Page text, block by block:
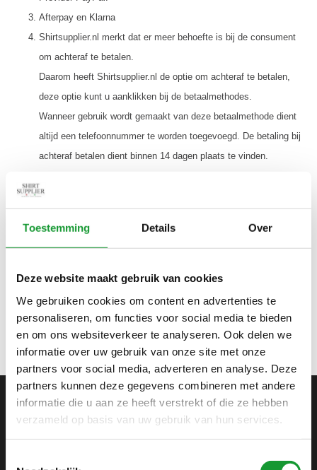
Toestemming Details Over
Deze website maakt gebruik van cookies
We gebruiken cookies om content en advertenties te
personaliseren, om functies voor social media te bieden
en om ons websiteverkeer te analyseren. Ook delen we
informatie over uw gebruik van onze site met onze
partners voor social media, adverteren en analyse. Deze
partners kunnen deze gegevens combineren met andere
informatie die u aan ze heeft verstrekt of die ze hebben
verzameld op basis van uw gebruik van hun services.
Afterpay en Klarna
Shirtsupplier.nl merkt dat er meer behoefte is bij de consument
om achteraf te betalen.
Daarom heeft Shirtsupplier.nl de optie om achteraf te betalen,
deze optie kunt u aanklikken bij de betaalmethodes.
Wanneer gebruik wordt gemaakt van deze betaalmethode dient
altijd een telefoonnummer te worden toegevoegd. De betaling bij
achteraf betalen dient binnen 14 dagen plaats te vinden.
Gegevens om uw betaling via een bankoverschrijving te laten
Bankrekeningnummer: 4811029
Tenaamstelling rekening: G.G. Roling (Roling Retail)
IBAN: NL16INGB0004811029
BIC: INGBNL2A
ABONNEER JE OP ONZE NIEUWSBRIEF
en blijf op de hoogte van onze acties en laatste